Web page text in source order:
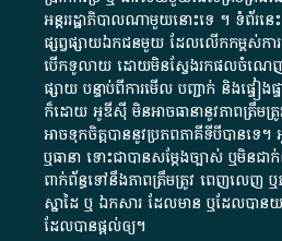
អន្តររដ្ឋាភិបាល​ណាមួយ​នោះ​ទេ ​។​ ទំព័រ​នេ
ផ្សព្វផ្សាយ​ឯកជន​មួយ​ ដែល​លើកកម្ពស់​
បើក​ទូលាយ​ ដោយ​មិនស្វែង​រក​ផល​ចំណេញ​
ផ្សាយ​ បន្ទាប់​ពី​ការ​មើល​ បញ្ជាក់​ និង​ផ្ទ
ក៏​ដោយ​ អូ​ឌី​ស៊ី​ មិន​អាច​ធានា​នូវ​ភាព​ត្រឹម
អាច​ទុកចិត្ត​បាននូវ​ប្រភព​ភាគី​ទី​បី​បាន​ទេ​
ឬ​ធានា​ ទោះជា​បាន​សម្តែង​ច្បាស់​ ឬ​មិន​ជា
ពាក់ព័ន្ធ​ទៅ​នឹង​ភាព​ត្រឹមត្រូវ​ ពេញលេញ​
ស្នាដៃ​ ឬ​ ឯកសារ​ ដែល​មាន​ ឬ​ដែល​បា
ដែល​បាន​ផ្តល់​ឲ្យ​។